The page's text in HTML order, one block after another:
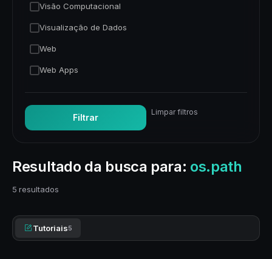
Resultado da busca para: os.path
5 resultados
Tutoriais5
Visão Computacional
Visualização de Dados
Web
Web Apps
Filtrar
Limpar filtros